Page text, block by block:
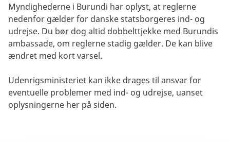
Myndighederne i Burundi har oplyst, at reglerne
nedenfor gælder for danske statsborgeres ind- og
udrejse. Du bør dog altid dobbelttjekke med Burundis
ambassade, om reglerne stadig gælder. De kan blive
ændret med kort varsel.
Udenrigsministeriet kan ikke drages til ansvar for
eventuelle problemer med ind- og udrejse, uanset
oplysningerne her på siden.